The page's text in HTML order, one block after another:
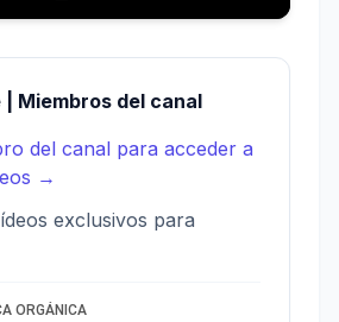
| Miembros del canal
del canal para acceder a
→
exclusivos para